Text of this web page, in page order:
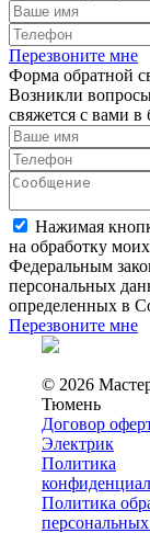
Перезвоните мне
Форма обратной
Возникли
свяжется с вами
Нажимая
на обработку
Федеральным
персональных
определенных в
Перезвоните мне
© 2026
Тюмень
Договор
Электрик
Политика
Политика